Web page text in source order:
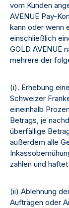
vom Kunden
AVENUE Pay-
kann oder wenn
einschließlich
GOLD AVENUE
mehrere der
(i). Erhebung
Schweizer
eineinhalb
Betrags, je
überfällige
außerdem alle
zahlen und
(ii) Ablehnung
Aufträgen oder